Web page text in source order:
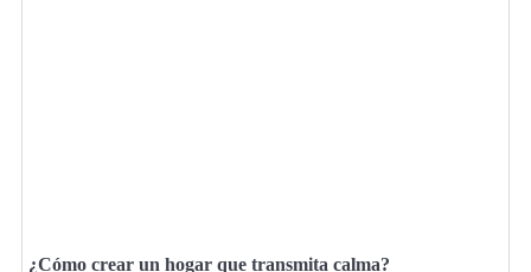
¿Cómo crear un hogar que transmita calma?